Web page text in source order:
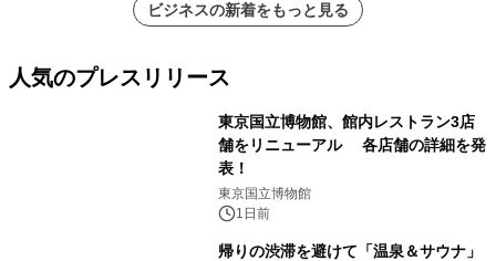
ビジネスの新着をもっと見る
人気のプレスリリース
東京国立博物館、館内レストラン3店
舗をリニューアル 各店舗の詳細を発
表！
東京国立博物館
1日前
帰りの渋滞を避けて「温泉＆サウナ」